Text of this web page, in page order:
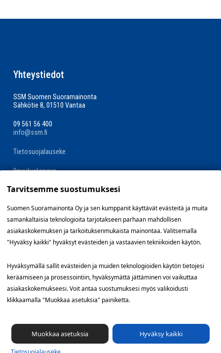
Yhteystiedot
SSM Suomen Suoramainonta
Sähkötie 8, 01510 Vantaa
09 561 56 400
info@ssm.fi
Tietosuojalauseke
Ilmoituskanava
Evästevalinnat »
Oikopolut
Hae töitä
Blogi
Tarvitsemme suostumuksesi
Suomen Suoramainonta Oy ja sen kumppanit käyttävät evästeitä ja muita
samankaltaisia teknologioita tarjotakseen parhaan mahdollisen
asiakaskokemuksen ja tarkoituksenmukaista mainontaa. Valitsemalla
"Hyväksy kaikki" hyväksyt evästeiden ja vastaavien tekniikoiden käytön.
Hyväksymällä sallit evästeiden ja muiden teknologioiden käytön tietojesi
keräämiseen ja prosessointiin, hyväksymättä jättäminen voi vaikuttaa
asiakaskokemukseesi. Voit antaa suostumuksesi myös valikoidusti
klikkaamalla "Muokkaa asetuksia" painiketta.
Muokkaa asetuksia Hyväksy kaikki